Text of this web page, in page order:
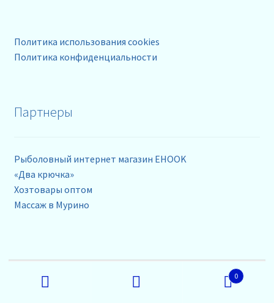
Политика использования cookies
Политика конфиденциальности
Партнеры
Рыболовный интернет магазин EHOOK
«Два крючка»
Хозтовары оптом
Массаж в Мурино
Контакты
0